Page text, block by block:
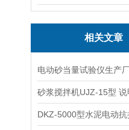
相关文章
砂浆搅拌机UJZ-15型 说